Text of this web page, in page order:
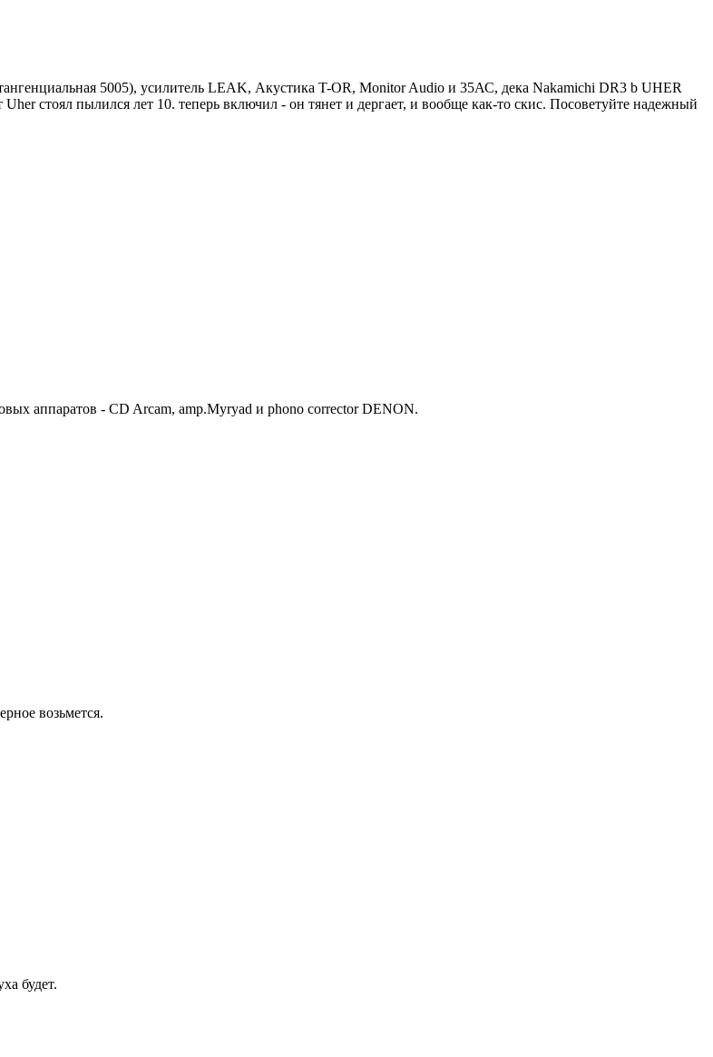
5005), усилитель LEAK, Акустика T-OR, Monitor Audio и 35АС, дека Nakamichi DR3 b UHER
стоял пылился лет 10. теперь включил - он тянет и дергает, и вообще как-то скис. Посоветуйте надежный
аппаратов - CD Arcam, amp.Myryad и phono corrector DENON.
возьмется.
будет.